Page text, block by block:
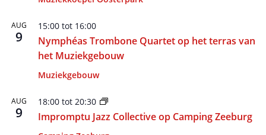
AUG
9
15:00 tot 16:00
Nymphéas Trombone Quartet op het terras van
het Muziekgebouw
Muziekgebouw
AUG
9
18:00 tot 20:30
Impromptu Jazz Collective op Camping Zeeburg